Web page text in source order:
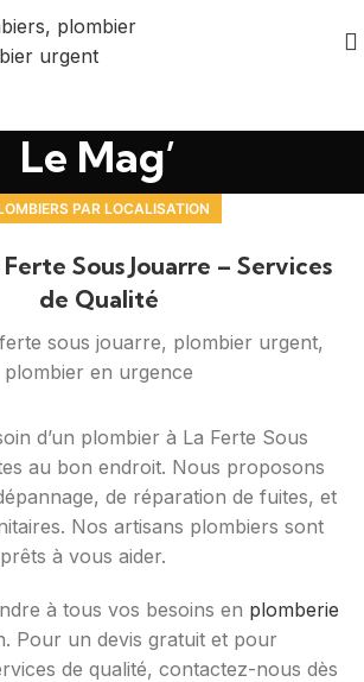
Le Mag’
PAR LOCALISATION
Sous Jouarre – Services
de Qualité
d’un plombier à La Ferte Sous
au bon endroit. Nous proposons
de réparation de fuites, et
Nos artisans plombiers sont
à vous aider.
à tous vos besoins en plomberie
Pour un devis gratuit et pour
de qualité, contactez-nous dès